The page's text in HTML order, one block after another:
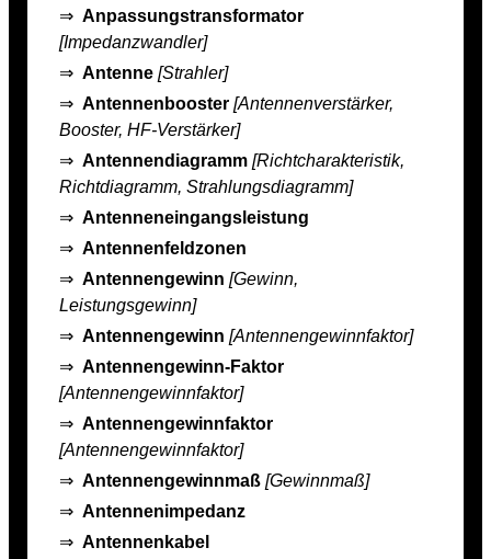
⇒ Anpassungstransformator
[Impedanzwandler]
⇒ Antenne [Strahler]
⇒ Antennenbooster [Antennenverstärker,
Booster, HF-Verstärker]
⇒ Antennendiagramm [Richtcharakteristik,
Richtdiagramm, Strahlungsdiagramm]
⇒ Antenneneingangsleistung
⇒ Antennenfeldzonen
⇒ Antennengewinn [Gewinn,
Leistungsgewinn]
⇒ Antennengewinn [Antennengewinnfaktor]
⇒ Antennengewinn-Faktor
[Antennengewinnfaktor]
⇒ Antennengewinnfaktor
[Antennengewinnfaktor]
⇒ Antennengewinnmaß [Gewinnmaß]
⇒ Antennenimpedanz
⇒ Antennenkabel